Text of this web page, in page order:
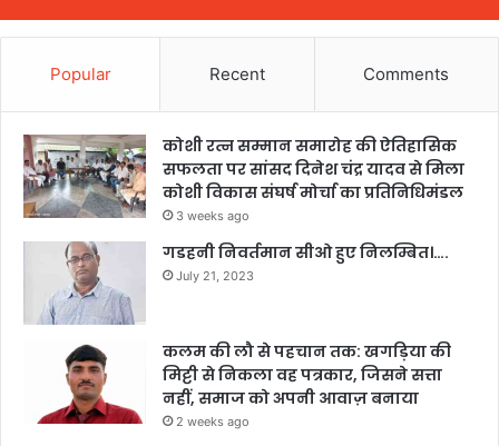
Popular Recent Comments
कोशी रत्न सम्मान समारोह की ऐतिहासिक
सफलता पर सांसद दिनेश चंद्र यादव से मिला
कोशी विकास संघर्ष मोर्चा का प्रतिनिधिमंडल
3 weeks ago
गडहनी निवर्तमान सीओ हुए निलम्बित।….
July 21, 2023
कलम की लौ से पहचान तक: खगड़िया की
मिट्टी से निकला वह पत्रकार, जिसने सत्ता
नहीं, समाज को अपनी आवाज़ बनाया
2 weeks ago